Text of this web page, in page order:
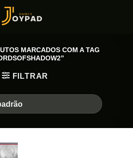
MARCADOS COM A TAG
FILTRAR